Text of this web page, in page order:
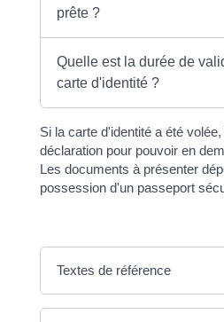
prête ?
Quelle est la durée de
carte d'identité ?
Si la carte d'identité a été
déclaration pour pouvoir en
Les documents à présenter
possession d'un passeport
Textes de référence